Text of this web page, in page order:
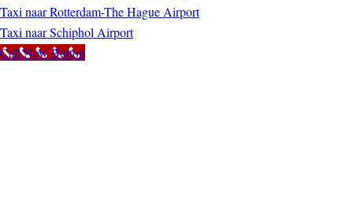
Taxi naar Rotterdam-The Hague Airport
Taxi naar Schiphol Airport
Call Now Button